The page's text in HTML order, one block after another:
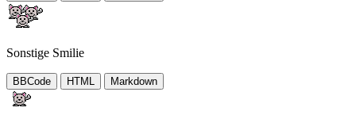
Sonstige Smilie
BBCode HTML Markdown